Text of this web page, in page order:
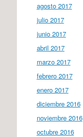
agosto 2017
julio 2017
junio 2017
abril 2017
marzo 2017
febrero 2017
enero 2017
diciembre 2016
noviembre 2016
octubre 2016